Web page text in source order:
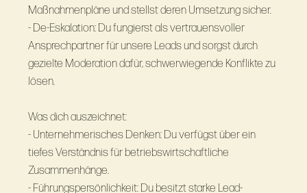
Maßnahmenpläne und stellst deren Umsetzung sicher.
- De-Eskalation: Du fungierst als vertrauensvoller
Ansprechpartner für unsere Leads und sorgst durch
gezielte Moderation dafür, schwerwiegende Konflikte zu
lösen.
Was dich auszeichnet:
- Unternehmerisches Denken: Du verfügst über ein
tiefes Verständnis für betriebswirtschaftliche
Zusammenhänge.
- Führungspersönlichkeit: Du besitzt starke Lead-